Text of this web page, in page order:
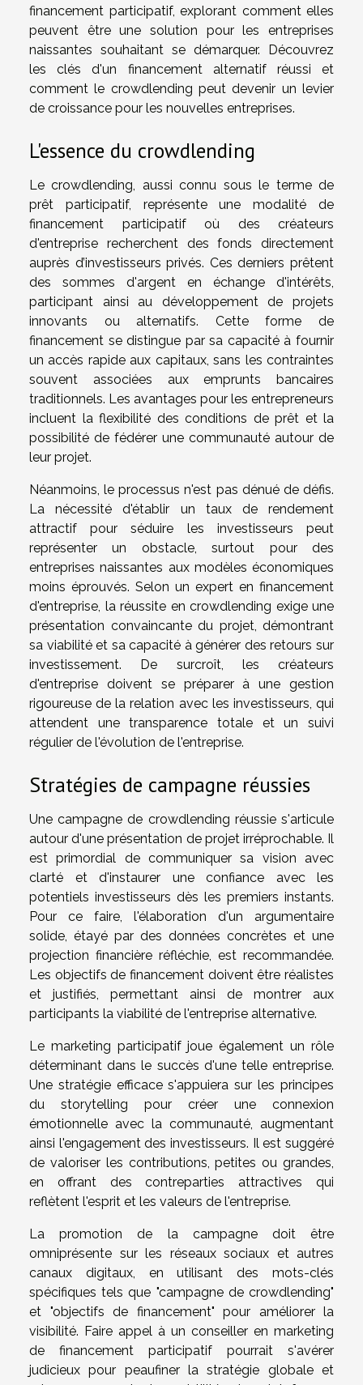
financement participatif, explorant comment elles
peuvent être une solution pour les entreprises
naissantes souhaitant se démarquer. Découvrez
les clés d'un financement alternatif réussi et
comment le crowdlending peut devenir un levier
de croissance pour les nouvelles entreprises.
L'essence du crowdlending
Le crowdlending, aussi connu sous le terme de
prêt participatif, représente une modalité de
financement participatif où des créateurs
d'entreprise recherchent des fonds directement
auprès d’investisseurs privés. Ces derniers prêtent
des sommes d'argent en échange d'intérêts,
participant ainsi au développement de projets
innovants ou alternatifs. Cette forme de
financement se distingue par sa capacité à fournir
un accès rapide aux capitaux, sans les contraintes
souvent associées aux emprunts bancaires
traditionnels. Les avantages pour les entrepreneurs
incluent la flexibilité des conditions de prêt et la
possibilité de fédérer une communauté autour de
leur projet.
Néanmoins, le processus n'est pas dénué de défis.
La nécessité d'établir un taux de rendement
attractif pour séduire les investisseurs peut
représenter un obstacle, surtout pour des
entreprises naissantes aux modèles économiques
moins éprouvés. Selon un expert en financement
d'entreprise, la réussite en crowdlending exige une
présentation convaincante du projet, démontrant
sa viabilité et sa capacité à générer des retours sur
investissement. De surcroît, les créateurs
d'entreprise doivent se préparer à une gestion
rigoureuse de la relation avec les investisseurs, qui
attendent une transparence totale et un suivi
régulier de l'évolution de l'entreprise.
Stratégies de campagne réussies
Une campagne de crowdlending réussie s'articule
autour d'une présentation de projet irréprochable. Il
est primordial de communiquer sa vision avec
clarté et d'instaurer une confiance avec les
potentiels investisseurs dès les premiers instants.
Pour ce faire, l'élaboration d'un argumentaire
solide, étayé par des données concrètes et une
projection financière réfléchie, est recommandée.
Les objectifs de financement doivent être réalistes
et justifiés, permettant ainsi de montrer aux
participants la viabilité de l'entreprise alternative.
Le marketing participatif joue également un rôle
déterminant dans le succès d'une telle entreprise.
Une stratégie efficace s'appuiera sur les principes
du storytelling pour créer une connexion
émotionnelle avec la communauté, augmentant
ainsi l'engagement des investisseurs. Il est suggéré
de valoriser les contributions, petites ou grandes,
en offrant des contreparties attractives qui
reflètent l'esprit et les valeurs de l'entreprise.
La promotion de la campagne doit être
omniprésente sur les réseaux sociaux et autres
canaux digitaux, en utilisant des mots-clés
spécifiques tels que "campagne de crowdlending"
et "objectifs de financement" pour améliorer la
visibilité. Faire appel à un conseiller en marketing
de financement participatif pourrait s'avérer
judicieux pour peaufiner la stratégie globale et